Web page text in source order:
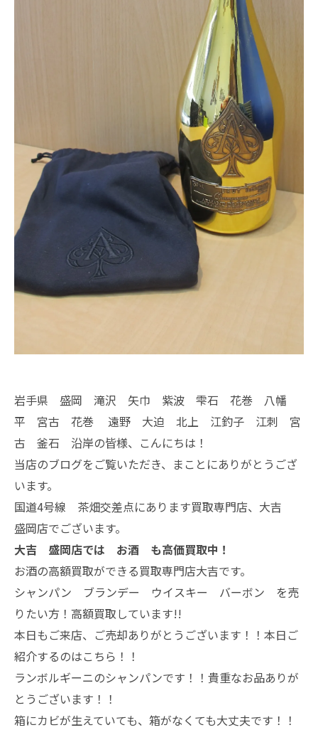
岩手県 盛岡 滝沢 矢巾 紫波 雫石 花巻 八幡
平 宮古 花巻 遠野 大迫 北上 江釣子 江刺 宮
古 釜石 沿岸の皆様、こんにちは！
当店のブログをご覧いただき、まことにありがとうござ
います。
国道4号線 茶畑交差点にあります買取専門店、大吉
盛岡店でございます。
大吉 盛岡店では お酒 も高価買取中！
お酒の高額買取ができる買取専門店大吉です。
シャンパン ブランデー ウイスキー バーボン を売
りたい方！高額買取しています!!
本日もご来店、ご売却ありがとうございます！！本日ご
紹介するのはこちら！！
ランボルギーニのシャンパンです！！貴重なお品ありが
とうございます！！
箱にカビが生えていても、箱がなくても大丈夫です！！